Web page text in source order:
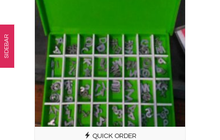
QUICK ORDER
SIDEBAR